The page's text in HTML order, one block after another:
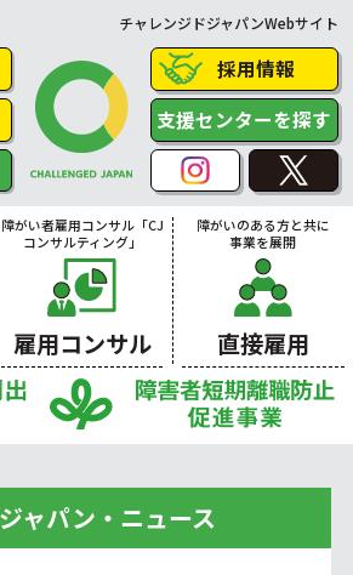
チャレンジドジャパンWebサイト
採用情報
支援センターを探す
障がい者雇用コンサル「CJ
コンサルティング」
雇用コンサル
障がいのある方と共に
事業を展開
直接雇用
ャパン・ニュース